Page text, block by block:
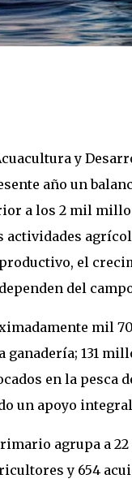
y
año un
a los 2 mil
el
del
mil
131
en la
un apoyo
agrupa a
y 654